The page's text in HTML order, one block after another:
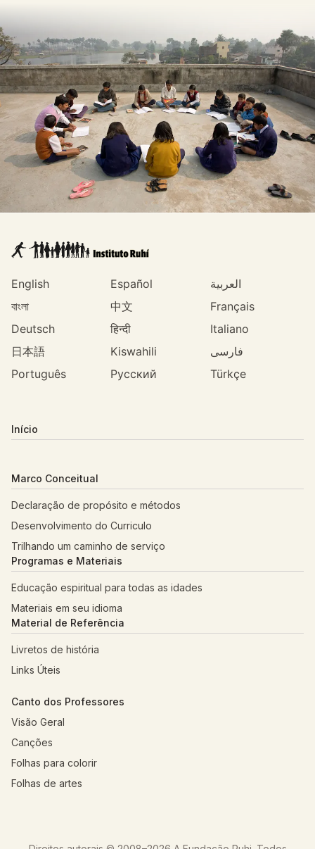
English Español
العربية
বাংলা
中文
Français
Deutsch
हिन्दी
Italiano
日本語
Kiswahili
فارسی
Português
Русский Türkçe
Início
Marco Conceitual
Declaração de propósito e métodos
Desenvolvimento do Curriculo
Trilhando um caminho de serviço
Programas e Materiais
Educação espiritual para todas as idades
Materiais em seu idioma
Material de Referência
Livretos de história
Links Úteis
Canto dos Professores
Visão Geral
Canções
Folhas para colorir
Folhas de artes